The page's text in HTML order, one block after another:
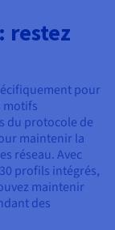
restez
pour
motifs
du protocole de
maintenir la
réseau. Avec
profils intégrés,
maintenir
des